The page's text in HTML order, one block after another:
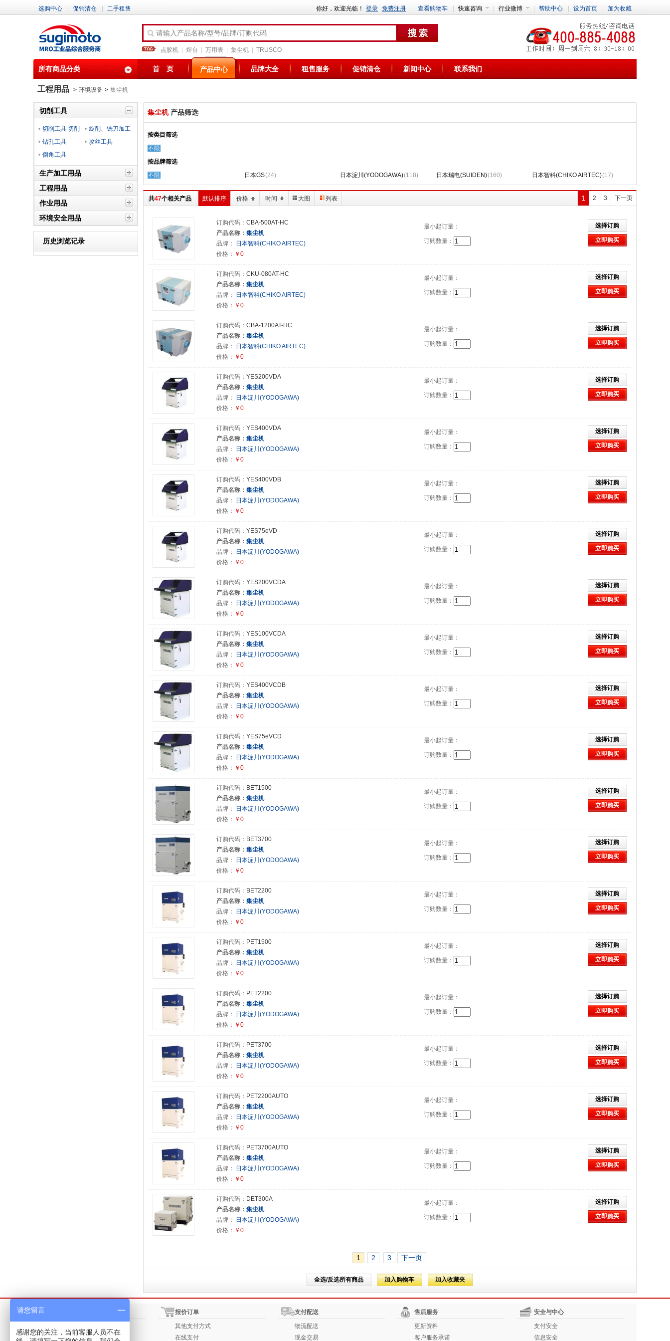
你好，欢迎光临！ 登录 免费注册 查看购物车 快速咨询 行业微博 帮助中心 设为首页 加为收藏
选购中心 促销清仓 二手租售
请输入产品名称/型号/品牌/订购代码
点胶机 焊台 万用表 集尘机 TRUSCO
所有商品分类 首 页 产品中心 品牌大全 租售服务 促销清仓 新闻中心 联系我们
工程用品 > 环境设备 > 集尘机
切削工具
• 切削工具 切削
材料
• 旋削、铣刀加工
工具
• 钻孔工具 • 攻丝工具
• 倒角工具
生产加工用品
工程用品
作业用品
环境安全用品
历史浏览记录
集尘机 产品筛选
按类目筛选
不限
按品牌筛选
不限
日本GS(24) 日本淀川(YODOGAWA)(118) 日本瑞电(SUIDEN)(160) 日本智科(CHIKO AIRTEC)(17)
共47个相关产品 默认排序 价格 时间 大图 列表 1 2 3 下一页
订购代码： CBA-500AT-HC
产品名称： 集尘机
品牌：
日本智科(CHIKO AIRTEC)
价格： ￥0
最小起订量：
订购数量：
选择订购
立即购买
订购代码： CKU-080AT-HC
产品名称： 集尘机
品牌：
日本智科(CHIKO AIRTEC)
价格： ￥0
最小起订量：
订购数量：
选择订购
立即购买
订购代码： CBA-1200AT-HC
产品名称： 集尘机
品牌：
日本智科(CHIKO AIRTEC)
价格： ￥0
最小起订量：
订购数量：
选择订购
立即购买
订购代码： YES200VDA
产品名称： 集尘机
品牌：
日本淀川(YODOGAWA)
价格： ￥0
最小起订量：
订购数量：
选择订购
立即购买
订购代码： YES400VDA
产品名称： 集尘机
品牌：
日本淀川(YODOGAWA)
价格： ￥0
最小起订量：
订购数量：
选择订购
立即购买
订购代码： YES400VDB
产品名称： 集尘机
品牌：
日本淀川(YODOGAWA)
价格： ￥0
最小起订量：
订购数量：
选择订购
立即购买
订购代码： YES75eVD
产品名称： 集尘机
品牌：
日本淀川(YODOGAWA)
价格： ￥0
最小起订量：
订购数量：
选择订购
立即购买
订购代码： YES200VCDA
产品名称： 集尘机
品牌：
日本淀川(YODOGAWA)
价格： ￥0
最小起订量：
订购数量：
选择订购
立即购买
订购代码： YES100VCDA
产品名称： 集尘机
品牌：
日本淀川(YODOGAWA)
价格： ￥0
最小起订量：
订购数量：
选择订购
立即购买
订购代码： YES400VCDB
产品名称： 集尘机
品牌：
日本淀川(YODOGAWA)
价格： ￥0
最小起订量：
订购数量：
选择订购
立即购买
订购代码： YES75eVCD
产品名称： 集尘机
品牌：
日本淀川(YODOGAWA)
价格： ￥0
最小起订量：
订购数量：
选择订购
立即购买
订购代码： BET1500
产品名称： 集尘机
品牌：
日本淀川(YODOGAWA)
价格： ￥0
最小起订量：
订购数量：
选择订购
立即购买
订购代码： BET3700
产品名称： 集尘机
品牌：
日本淀川(YODOGAWA)
价格： ￥0
最小起订量：
订购数量：
选择订购
立即购买
订购代码： BET2200
产品名称： 集尘机
品牌：
日本淀川(YODOGAWA)
价格： ￥0
最小起订量：
订购数量：
选择订购
立即购买
订购代码： PET1500
产品名称： 集尘机
品牌：
日本淀川(YODOGAWA)
价格： ￥0
最小起订量：
订购数量：
选择订购
立即购买
订购代码： PET2200
产品名称： 集尘机
品牌：
日本淀川(YODOGAWA)
价格： ￥0
最小起订量：
订购数量：
选择订购
立即购买
订购代码： PET3700
产品名称： 集尘机
品牌：
日本淀川(YODOGAWA)
价格： ￥0
最小起订量：
订购数量：
选择订购
立即购买
订购代码： PET2200AUTO
产品名称： 集尘机
品牌：
日本淀川(YODOGAWA)
价格： ￥0
最小起订量：
订购数量：
选择订购
立即购买
订购代码： PET3700AUTO
产品名称： 集尘机
品牌：
日本淀川(YODOGAWA)
价格： ￥0
最小起订量：
订购数量：
选择订购
立即购买
订购代码： DET300A
产品名称： 集尘机
品牌：
日本淀川(YODOGAWA)
价格： ￥0
最小起订量：
订购数量：
选择订购
立即购买
1 2 3 下一页
全选/反选所有商品 加入购物车 加入收藏夹
产品浏览与查找
报价订单
其他支付方式
在线支付
支付配送
物流配送
现金交易
售后服务
更新资料
客户服务承诺
安全与中心
支付安全
信息安全
请您留言
感谢您的关注，当前客服人员不在